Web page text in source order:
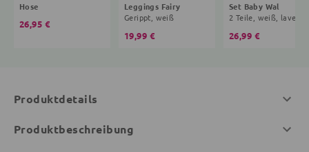
Hose
26,95 €
Leggings Fairy
Gerippt, weiß
19,99 €
Set Baby Wal
2 Teile, weiß,
26,99 €
Produktdetails
Produktbeschreibung